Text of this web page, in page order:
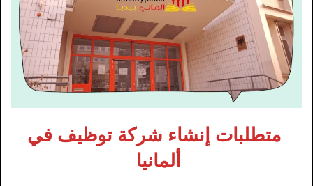
متطلبات إنشاء شركة توظيف في
ألمانيا